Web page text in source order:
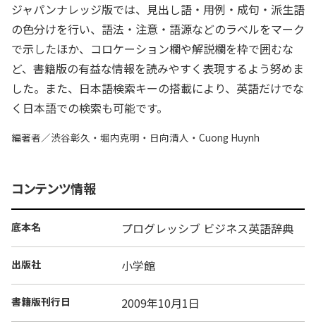
ジャパンナレッジ版では、見出し語・用例・成句・派生語
の色分けを行い、語法・注意・語源などのラベルをマーク
で示したほか、コロケーション欄や解説欄を枠で囲むな
ど、書籍版の有益な情報を読みやすく表現するよう努めま
した。また、日本語検索キーの搭載により、英語だけでな
く日本語での検索も可能です。
編著者／渋谷彰久・堀内克明・日向清人・Cuong Huynh
コンテンツ情報
底本名 プログレッシブ ビジネス英語辞典
出版社 小学館
書籍版刊行日 2009年10月1日